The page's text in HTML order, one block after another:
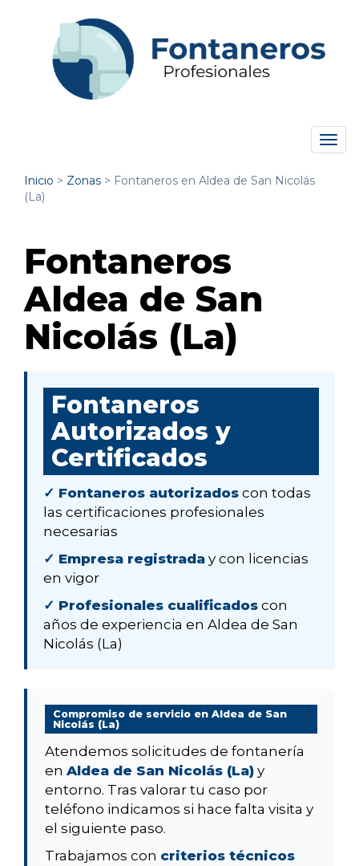
Inicio > Zonas > Fontaneros en Aldea de San Nicolás
(La)
Fontaneros
Aldea de San
Nicolás (La)
Fontaneros
Autorizados y
Certificados
✓ Fontaneros autorizados con todas
las certificaciones profesionales
necesarias
✓ Empresa registrada y con licencias
en vigor
✓ Profesionales cualificados con
años de experiencia en Aldea de San
Nicolás (La)
Compromiso de servicio en Aldea de San
Nicolás (La)
Atendemos solicitudes de fontanería
en Aldea de San Nicolás (La) y
entorno. Tras valorar tu caso por
teléfono indicamos si hace falta visita y
el siguiente paso.
Trabajamos con criterios técnicos